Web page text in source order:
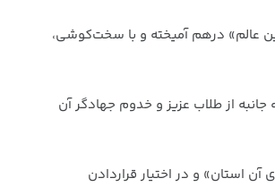
عالم» درهم آمیخته و با سخت‌کوشی،
از طلاب عزیز و خدوم جهادگر آن
استان» و در اختیار قراردادن